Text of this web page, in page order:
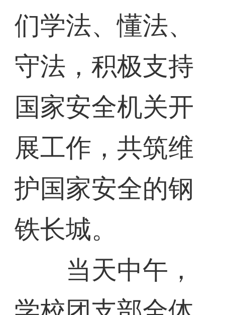
们学法、懂法、
守法，积极支持
国家安全机关开
展工作，共筑维
护国家安全的钢
铁长城。
当天中午，